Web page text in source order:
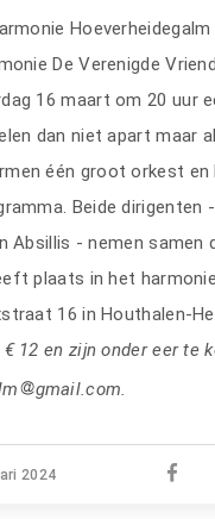
De Verenigde
16 maart om 20 uur
dan niet apart maar
één groot orkest en
Beide dirigenten
Absillis - nemen samen
plaats in het
16 in Houthalen-
12 en zijn onder eer te
gmail.com.
2024